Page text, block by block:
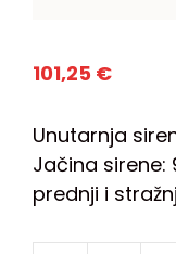
101,25 €
Unutarnja
Jačina sirene:
prednji i